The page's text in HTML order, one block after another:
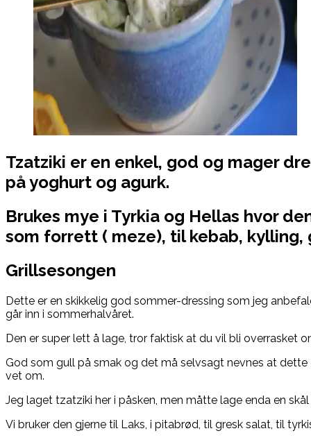
Tzatziki er en enkel, god og mager
på yoghurt og agurk.
Brukes mye i Tyrkia og Hellas hvor
som forrett ( meze), til kebab, kylling,
Grillsesongen
Dette er en skikkelig god sommer-dressing som jeg
går inn i sommerhalvåret.
Den er super lett å lage, tror faktisk at du vil bli overrasket
God som gull på smak og det må selvsagt nevnes at dette
vet om.
Jeg laget tzatziki her i påsken, men måtte lage enda en
Vi bruker den gjerne til Laks, i pitabrød, til gresk salat, til